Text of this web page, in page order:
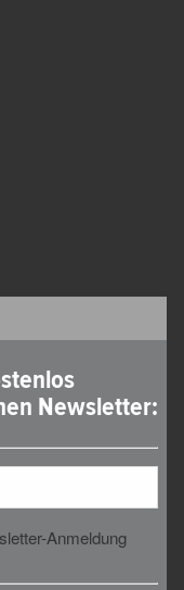
Newsletter:
Anmeldung